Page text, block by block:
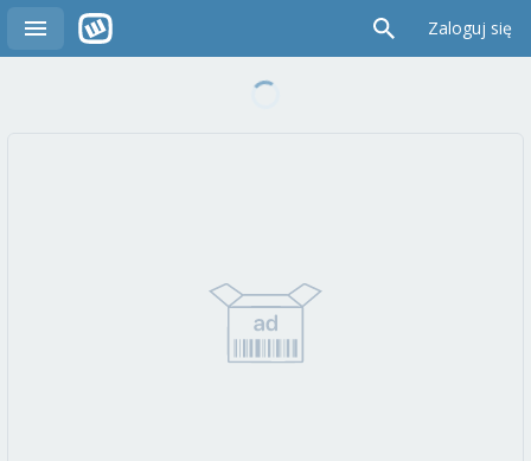
Zaloguj się